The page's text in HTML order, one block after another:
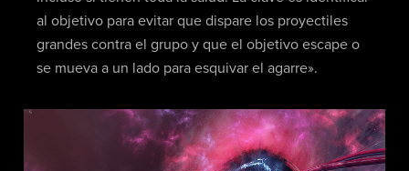
al objetivo para evitar que dispare los proyectiles
grandes contra el grupo y que el objetivo escape o
se mueva a un lado para esquivar el agarre».